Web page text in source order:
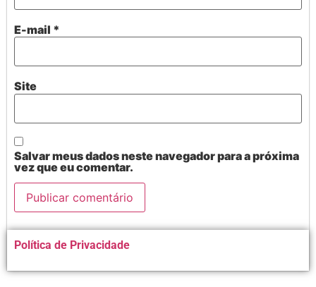
E-mail *
Site
Salvar meus dados neste navegador para a próxima
vez que eu comentar.
Alternative:
Política de Privacidade